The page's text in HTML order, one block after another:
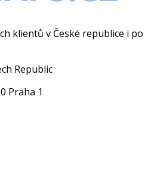
klientů v České republice i po
Republic
Praha 1